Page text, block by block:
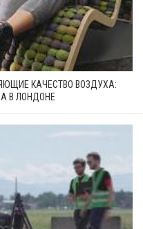
КАЧЕСТВО ВОЗДУХА:
В ЛОНДОНЕ